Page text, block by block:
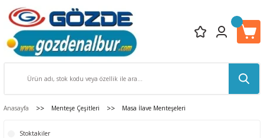
Anasayfa Menteşe Çeşitleri Masa İlave Menteşeleri
Stoktakiler